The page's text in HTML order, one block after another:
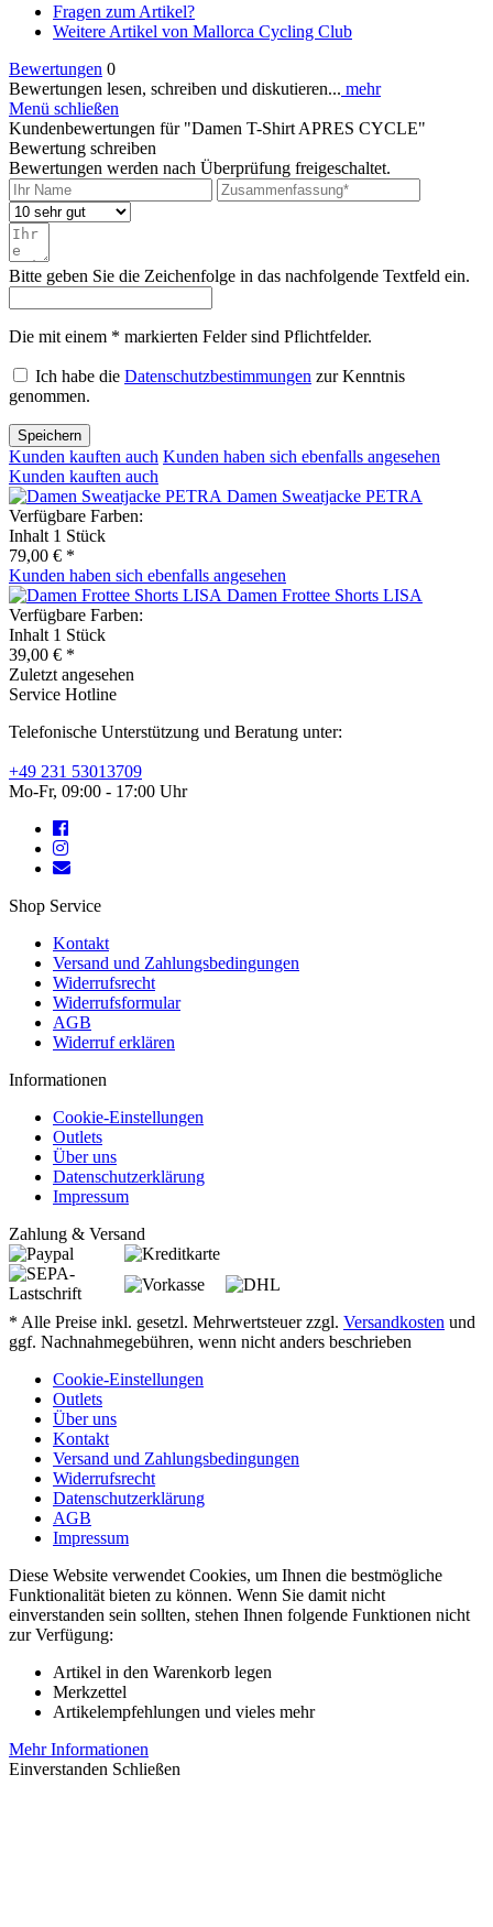
Fragen zum Artikel?
Weitere Artikel von Mallorca Cycling Club
Bewertungen 0
Bewertungen lesen, schreiben und diskutieren... mehr
Menü schließen
Kundenbewertungen für "Damen T-Shirt APRES CYCLE"
Bewertung schreiben
Bewertungen werden nach Überprüfung freigeschaltet.
Bitte geben Sie die Zeichenfolge in das nachfolgende Textfeld ein.
Die mit einem * markierten Felder sind Pflichtfelder.
Ich habe die Datenschutzbestimmungen zur Kenntnis
genommen.
Speichern
Kunden kauften auch Kunden haben sich ebenfalls angesehen
Kunden kauften auch
Damen Sweatjacke PETRA
Verfügbare Farben:
Inhalt 1 Stück
79,00 € *
Kunden haben sich ebenfalls angesehen
Damen Frottee Shorts LISA
Verfügbare Farben:
Inhalt 1 Stück
39,00 € *
Zuletzt angesehen
Service Hotline
Telefonische Unterstützung und Beratung unter:
+49 231 53013709
Mo-Fr, 09:00 - 17:00 Uhr
Shop Service
Kontakt
Versand und Zahlungsbedingungen
Widerrufsrecht
Widerrufsformular
AGB
Widerruf erklären
Informationen
Cookie-Einstellungen
Outlets
Über uns
Datenschutzerklärung
Impressum
Zahlung & Versand
* Alle Preise inkl. gesetzl. Mehrwertsteuer zzgl. Versandkosten und
ggf. Nachnahmegebühren, wenn nicht anders beschrieben
Cookie-Einstellungen
Outlets
Über uns
Kontakt
Versand und Zahlungsbedingungen
Widerrufsrecht
Datenschutzerklärung
AGB
Impressum
Diese Website verwendet Cookies, um Ihnen die bestmögliche
Funktionalität bieten zu können. Wenn Sie damit nicht
einverstanden sein sollten, stehen Ihnen folgende Funktionen nicht
zur Verfügung:
Artikel in den Warenkorb legen
Merkzettel
Artikelempfehlungen und vieles mehr
Mehr Informationen
Einverstanden Schließen